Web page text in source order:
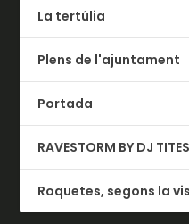
La tertúlia
Plens de l'ajuntament
Portada
RAVESTORM BY DJ TITES
Roquetes, segons la